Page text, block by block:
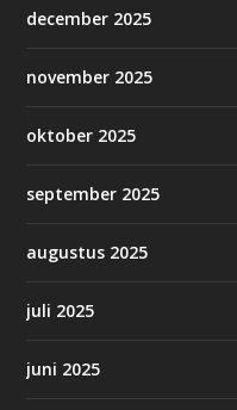
december 2025
november 2025
oktober 2025
september 2025
augustus 2025
juli 2025
juni 2025